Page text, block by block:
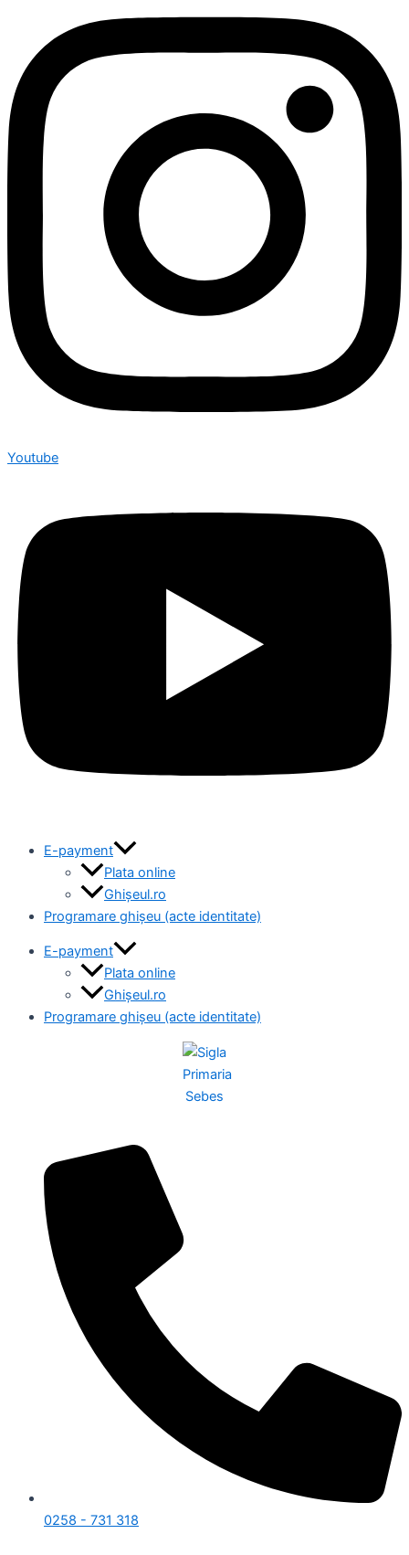
Youtube
E-payment
Plata online
Ghișeul.ro
Programare ghișeu (acte identitate)
E-payment
Plata online
Ghișeul.ro
Programare ghișeu (acte identitate)
0258 - 731 318